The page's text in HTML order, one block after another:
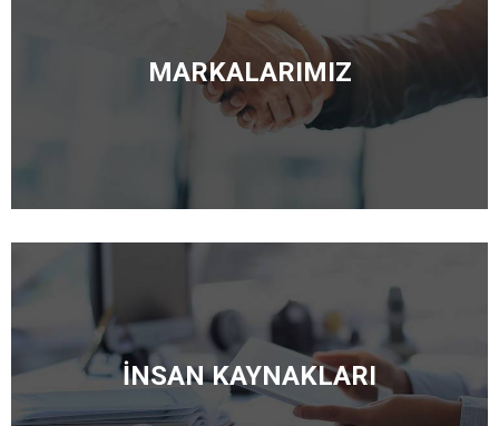
MARKALARIMIZ
İNSAN KAYNAKLARI